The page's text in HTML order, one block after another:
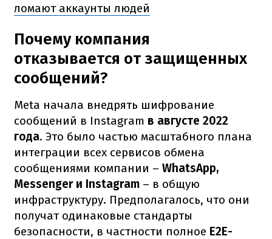
ломают аккаунты людей
Почему компания
отказывается от защищенных
сообщений?
Meta начала внедрять шифрование
сообщений в Instagram в августе 2022
года. Это было частью масштабного плана
интеграции всех сервисов обмена
сообщениями компании – WhatsApp,
Messenger и Instagram – в общую
инфраструктуру. Предполагалось, что они
получат одинаковые стандарты
безопасности, в частности полное E2E-